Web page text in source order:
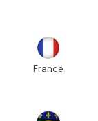
France